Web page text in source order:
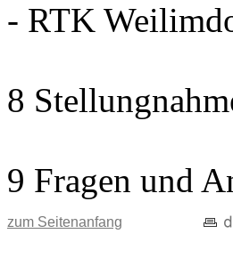
- RTK
8
9 Fragen und
zum Seitenanfang